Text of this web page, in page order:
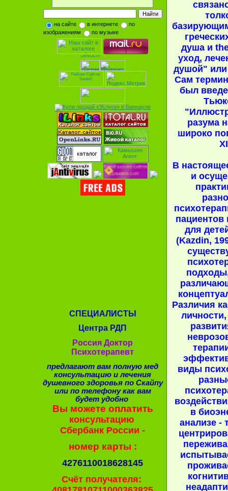
на сайте в интернете
по
изображениям
по музыке
СПЕЦИАЛИСТЫ
Центра РДП
Россия Доктор
Психотерапевт
предлагают вам полную мед
консультацию и лечения
душевного здоровья по Скайпу
или по телефону как вам
будет удобно
Вы можете оплатить
консультацию
Сбербанк России -
номер карты :
4276110018628145
Счёт получателя:
душа и
уход,
душой"
Сам
был
разума
широко
В
и
пациентов
для
(Kazdin,
Различия
виды
в
анализе -